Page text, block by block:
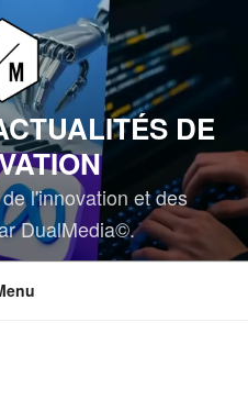
DE
l'innovation et des
DualMedia©.